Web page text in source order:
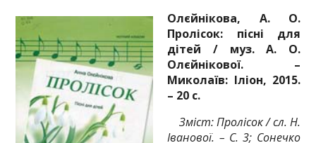
Олєйнікова, А. О.
Пролісок: пісні для
дітей / муз. А. О.
Олєйнікової. –
Миколаїв: Іліон, 2015.
– 20 с.
Зміст: Пролісок / сл. Н.
Іванової. – С. 3; Сонечко